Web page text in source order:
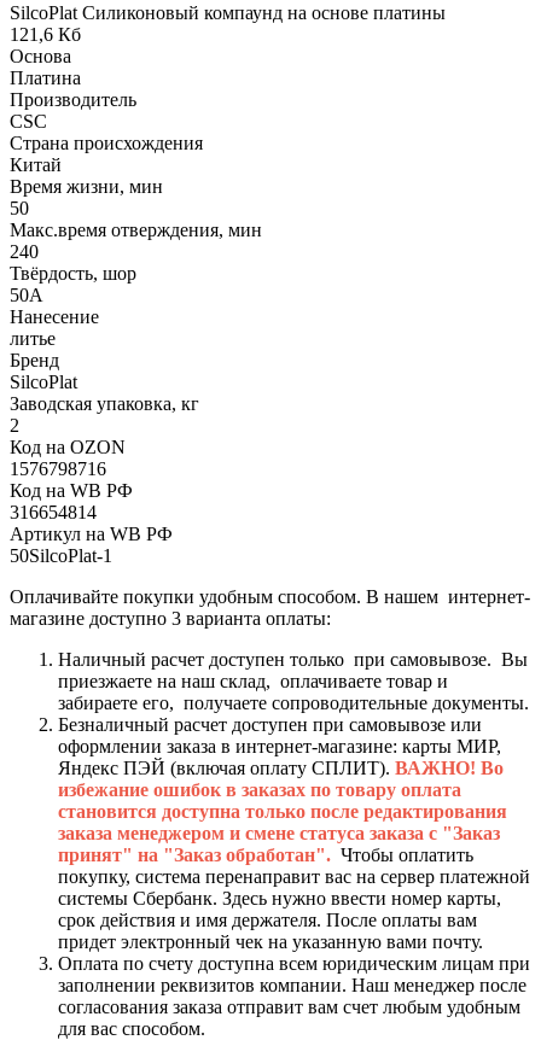
SilcoPlat Силиконовый компаунд на основе платины
121,6 Кб
Основа
Платина
Производитель
CSC
Страна происхождения
Китай
Время жизни, мин
50
Макс.время отверждения, мин
240
Твёрдость, шор
50А
Нанесение
литье
Бренд
SilcoPlat
Заводская упаковка, кг
2
Код на OZON
1576798716
Код на WB РФ
316654814
Артикул на WB РФ
50SilcoPlat-1
Оплачивайте покупки удобным способом. В нашем интернет-
магазине доступно 3 варианта оплаты:
Наличный расчет доступен только при самовывозе. Вы
приезжаете на наш склад, оплачиваете товар и
забираете его, получаете сопроводительные документы.
Безналичный расчет доступен при самовывозе или
оформлении заказа в интернет-магазине: карты МИР,
Яндекс ПЭЙ (включая оплату СПЛИТ). ВАЖНО! Во
избежание ошибок в заказах по товару оплата
становится доступна только после редактирования
заказа менеджером и смене статуса заказа с "Заказ
принят" на "Заказ обработан". Чтобы оплатить
покупку, система перенаправит вас на сервер платежной
системы Сбербанк. Здесь нужно ввести номер карты,
срок действия и имя держателя. После оплаты вам
придет электронный чек на указанную вами почту.
Оплата по счету доступна всем юридическим лицам при
заполнении реквизитов компании. Наш менеджер после
согласования заказа отправит вам счет любым удобным
для вас способом.